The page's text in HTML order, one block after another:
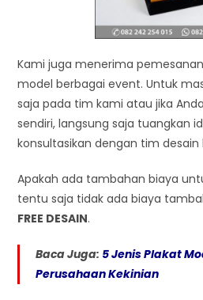
Kami juga menerima
model berbagai event. Untuk
saja pada tim kami atau jika
sendiri, langsung saja tuangkan
konsultasikan dengan tim desain
Apakah ada tambahan biaya
tentu saja tidak ada biaya
FREE DESAIN.
Baca Juga: 5 Jenis Plakat
Perusahaan Kekinian